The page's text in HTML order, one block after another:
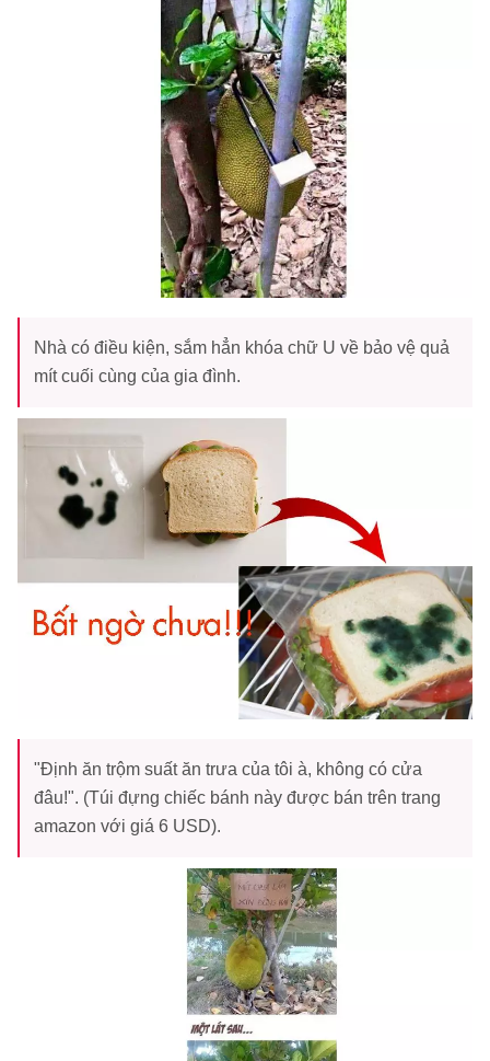
Nhà có điều kiện, sắm hẳn khóa chữ U về bảo vệ quả
mít cuối cùng của gia đình.
"Định ăn trộm suất ăn trưa của tôi à, không có cửa
đâu!". (Túi đựng chiếc bánh này được bán trên trang
amazon với giá 6 USD).